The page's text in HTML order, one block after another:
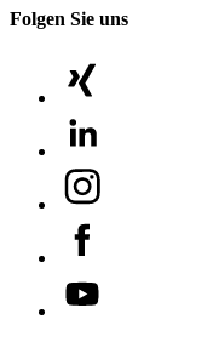
Folgen Sie uns